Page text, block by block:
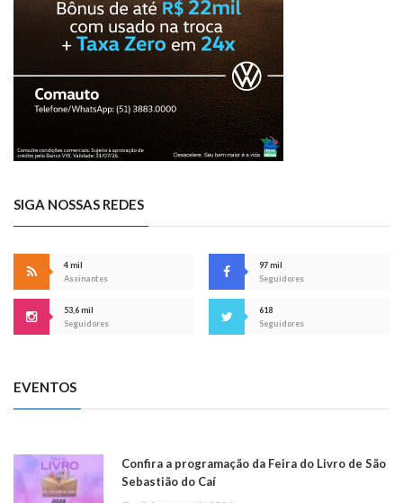
SIGA NOSSAS REDES
4 mil
Assinantes
97 mil
Seguidores
53,6 mil
Seguidores
618
Seguidores
EVENTOS
Confira a programação da Feira do Livro de São
Sebastião do Caí